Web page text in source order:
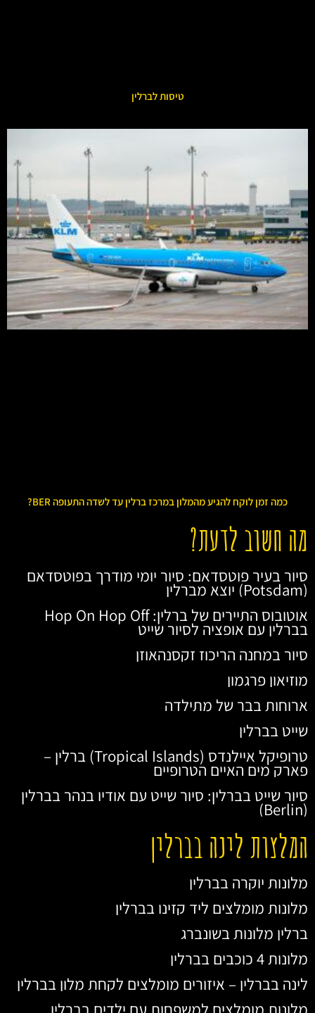
טיסות לברלין
כמה זמן לוקח להגיע מהמלון במרכז ברלין עד לשדה התעופה BER?
מה חשוב לדעת?
סיור בעיר פוטסדאם: סיור יומי מודרך בפוטסדאם
(Potsdam) יוצא מברלין
אוטובוס התיירים של ברלין: Hop On Hop Off
בברלין עם אופציה לסיור שייט
סיור במחנה הריכוז זקסנהאוזן
מוזיאון פרגמון
ארוחות בבר של מתילדה
שייט בברלין
טרופיקל איילנדס (Tropical Islands) ברלין –
פארק מים האיים הטרופיים
סיור שייט בברלין: סיור שייט עם אודיו בנהר בברלין
(Berlin)
המלצות לינה בברלין
מלונות יוקרה בברלין
מלונות מומלצים ליד קזינו בברלין
ברלין מלונות בשונברג
מלונות 4 כוכבים בברלין
לינה בברלין – איזורים מומלצים לקחת מלון בברלין